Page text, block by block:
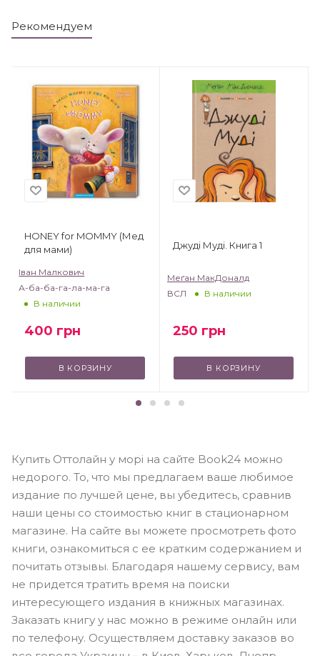
Рекомендуем
HONEY for MOMMY (Мед
для мами)
Іван Малкович
А-ба-ба-га-ла-ма-га
В наличии
400 грн
В КОРЗИНУ
Джуді Муді. Книга 1
Меґан МакДоналд
ВСЛ
В наличии
250 грн
В КОРЗИНУ
Купить Оттолайн у морі на сайте Book24 можно
недорого. То, что мы предлагаем ваше любимое
издание по лучшей цене, вы убедитесь, сравнив
наши цены со стоимостью книг в стационарном
магазине. На сайте вы можете просмотреть фото
книги, ознакомиться с ее кратким содержанием и
почитать отзывы. Благодаря нашему сервису, вам
не придется тратить время на поиски
интересующего издания в книжных магазинах.
Заказать книгу у нас можно в режиме онлайн или
по телефону. Осуществляем доставку заказов во